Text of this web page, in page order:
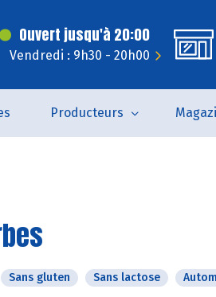
Ouvert jusqu'à 20:00
Vendredi : 9h30 - 20h00
Producteurs
Sans gluten Sans lactose